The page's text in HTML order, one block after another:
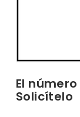
El
Solicítelo